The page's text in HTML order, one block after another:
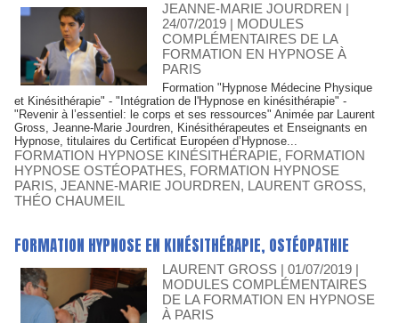
JEANNE-MARIE JOURDREN |
24/07/2019 | MODULES
COMPLÉMENTAIRES DE LA
FORMATION EN HYPNOSE À
PARIS
Formation "Hypnose Médecine Physique
et Kinésithérapie" - "Intégration de l'Hypnose en kinésithérapie" -
"Revenir à l’essentiel: le corps et ses ressources" Animée par Laurent
Gross, Jeanne-Marie Jourdren, Kinésithérapeutes et Enseignants en
Hypnose, titulaires du Certificat Européen d’Hypnose...
FORMATION HYPNOSE KINÉSITHÉRAPIE, FORMATION
HYPNOSE OSTÉOPATHES, FORMATION HYPNOSE
PARIS, JEANNE-MARIE JOURDREN, LAURENT GROSS,
THÉO CHAUMEIL
FORMATION HYPNOSE EN KINÉSITHÉRAPIE, OSTÉOPATHIE
LAURENT GROSS | 01/07/2019 |
MODULES COMPLÉMENTAIRES
DE LA FORMATION EN HYPNOSE
À PARIS